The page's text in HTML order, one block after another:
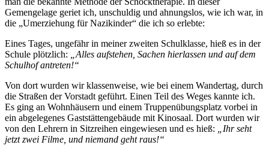
Gemengelage geriet ich, unschuldig und ahnungslos, wie ich war, in
die „Umerziehung für Nazikinder“ die ich so erlebte:
Eines Tages, ungefähr in meiner zweiten Schulklasse, hieß es in der
Schule plötzlich:
„Alles aufstehen, Sachen hierlassen und auf dem
Schulhof antreten!“
Von dort wurden wir klassenweise, wie bei einem Wandertag, durch
die Straßen der Vorstadt geführt. Einen Teil des Weges kannte ich.
Es ging an Wohnhäusern und einem Truppenübungsplatz vorbei in
ein abgelegenes Gaststättengebäude mit Kinosaal. Dort wurden wir
von den Lehrern in Sitzreihen eingewiesen und es hieß:
„Ihr seht
jetzt zwei Filme, und niemand geht raus!“